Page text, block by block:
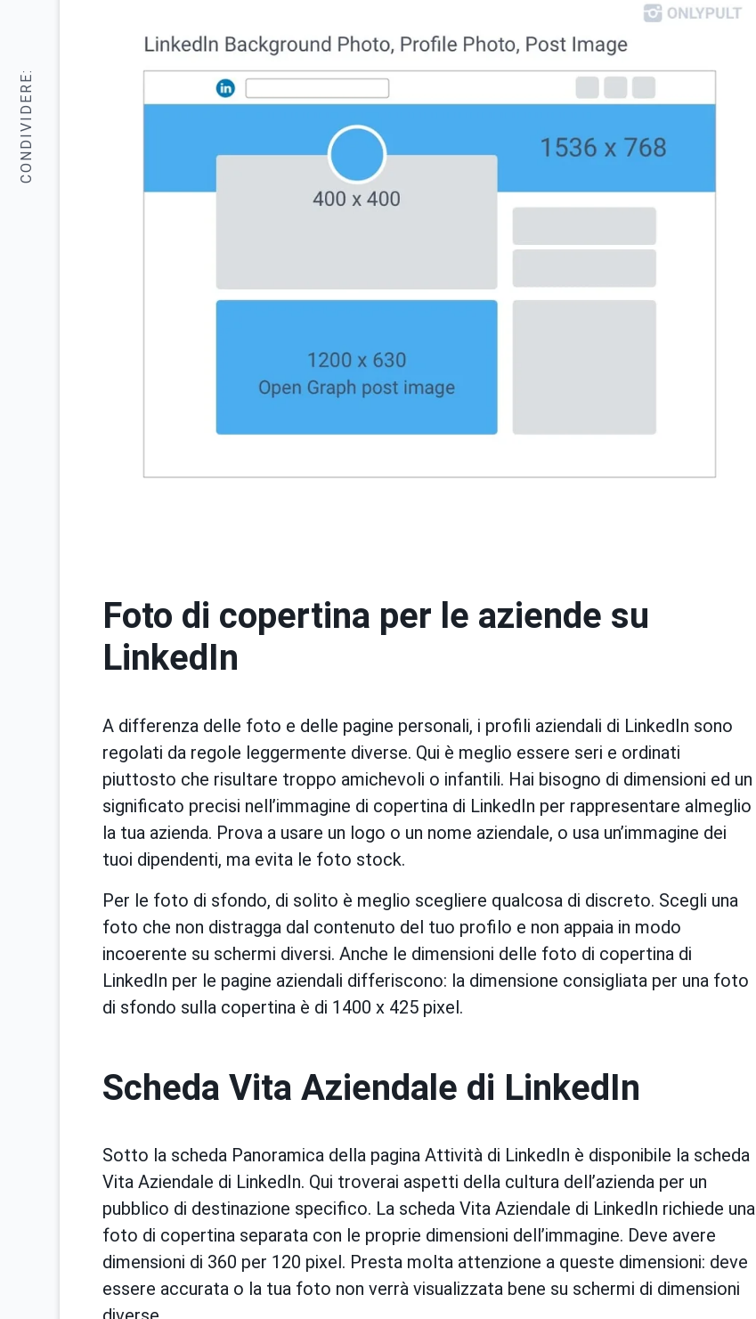
CONDIVIDERE:
Foto di copertina per le aziende su
LinkedIn
A differenza delle foto e delle pagine personali, i profili aziendali di LinkedIn sono
regolati da regole leggermente diverse. Qui è meglio essere seri e ordinati
piuttosto che risultare troppo amichevoli o infantili. Hai bisogno di dimensioni ed un
significato precisi nell’immagine di copertina di LinkedIn per rappresentare almeglio
la tua azienda. Prova a usare un logo o un nome aziendale, o usa un’immagine dei
tuoi dipendenti, ma evita le foto stock.
Per le foto di sfondo, di solito è meglio scegliere qualcosa di discreto. Scegli una
foto che non distragga dal contenuto del tuo profilo e non appaia in modo
incoerente su schermi diversi. Anche le dimensioni delle foto di copertina di
LinkedIn per le pagine aziendali differiscono: la dimensione consigliata per una foto
di sfondo sulla copertina è di 1400 x 425 pixel.
Scheda Vita Aziendale di LinkedIn
Sotto la scheda Panoramica della pagina Attività di LinkedIn è disponibile la scheda
Vita Aziendale di LinkedIn. Qui troverai aspetti della cultura dell’azienda per un
pubblico di destinazione specifico. La scheda Vita Aziendale di LinkedIn richiede una
foto di copertina separata con le proprie dimensioni dell’immagine. Deve avere
dimensioni di 360 per 120 pixel. Presta molta attenzione a queste dimensioni: deve
essere accurata o la tua foto non verrà visualizzata bene su schermi di dimensioni